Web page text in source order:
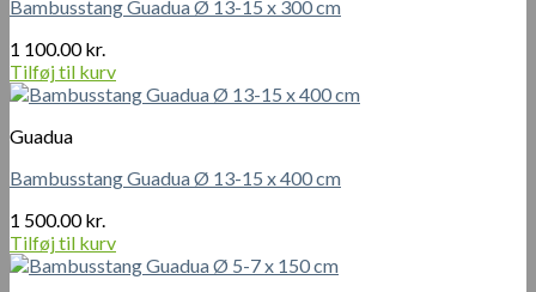
Bambusstang Guadua Ø 13-15 x 300 cm
1 100.00kr.
Tilføj til kurv
Guadua
Bambusstang Guadua Ø 13-15 x 400 cm
1 500.00kr.
Tilføj til kurv